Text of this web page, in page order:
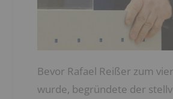
Bevor Rafael Reißer zum
wurde, begründete der